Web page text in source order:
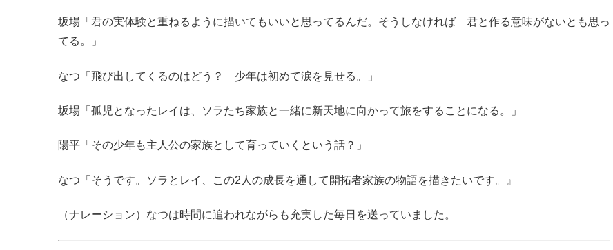
坂場「君の実体験と重ねるように描いてもいいと思ってるんだ。そうしなければ 君と作る意味がないとも思っ
てる。」
なつ「飛び出してくるのはどう？ 少年は初めて涙を見せる。」
坂場「孤児となったレイは、ソラたち家族と一緒に新天地に向かって旅をすることになる。」
陽平「その少年も主人公の家族として育っていくという話？」
なつ「そうです。ソラとレイ、この2人の成長を通して開拓者家族の物語を描きたいです。』
（ナレーション）なつは時間に追われながらも充実した毎日を送っていました。